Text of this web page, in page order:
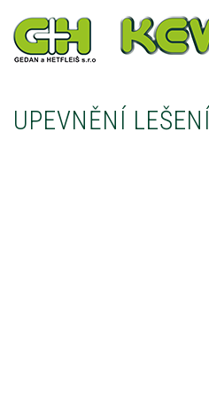
UPEVNĚNÍ LEŠENÍ